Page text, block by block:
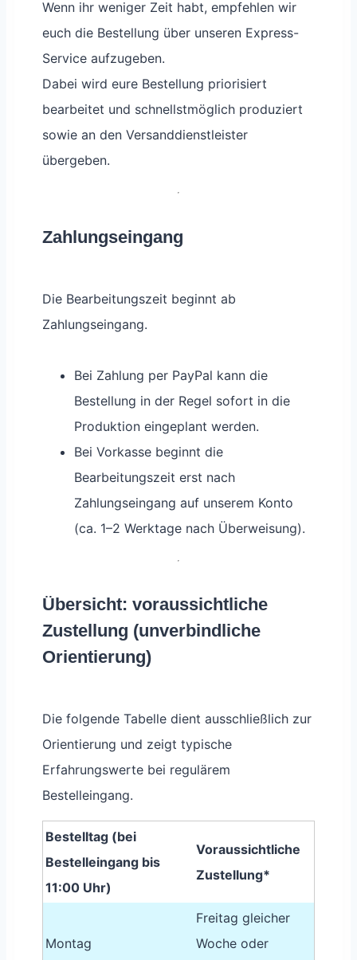
Wenn ihr weniger Zeit habt, empfehlen wir
euch die Bestellung über unseren Express-
Service aufzugeben.
Dabei wird eure Bestellung priorisiert
bearbeitet und schnellstmöglich produziert
sowie an den Versanddienstleister
übergeben.
Zahlungseingang
Die Bearbeitungszeit beginnt ab
Zahlungseingang.
Bei Zahlung per PayPal kann die
Bestellung in der Regel sofort in die
Produktion eingeplant werden.
Bei Vorkasse beginnt die
Bearbeitungszeit erst nach
Zahlungseingang auf unserem Konto
(ca. 1–2 Werktage nach Überweisung).
Übersicht: voraussichtliche
Zustellung (unverbindliche
Orientierung)
Die folgende Tabelle dient ausschließlich zur
Orientierung und zeigt typische
Erfahrungswerte bei regulärem
Bestelleingang.
Bestelltag (bei
Bestelleingang bis
11:00 Uhr)
Voraussichtliche
Zustellung*
Montag
Freitag gleicher
Woche oder